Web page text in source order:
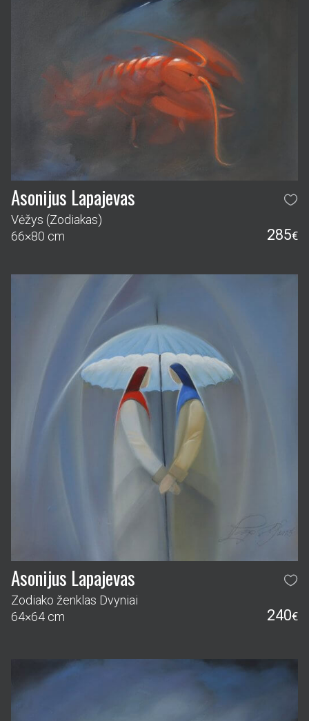
Asonijus Lapajevas
Vėžys (Zodiakas)
66×80 cm
285€
Asonijus Lapajevas
Zodiako ženklas Dvyniai
64×64 cm
240€